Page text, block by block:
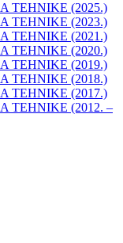
TEHNIKE (2025.)
TEHNIKE (2023.)
TEHNIKE (2021.)
TEHNIKE (2020.)
TEHNIKE (2019.)
TEHNIKE (2018.)
TEHNIKE (2017.)
TEHNIKE (2012. –